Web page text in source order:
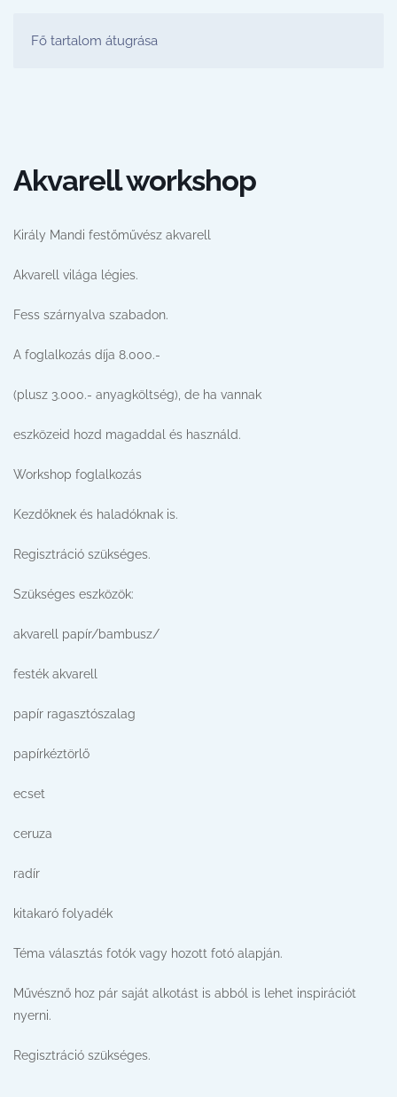
Fő tartalom átugrása
FESTŐ PARTY STÚDIÓ
Akvarell workshop
Király Mandi festőművész akvarell
Akvarell világa légies.
Fess szárnyalva szabadon.
A foglalkozás díja 8.000.-
(plusz 3.000.- anyagköltség), de ha vannak
eszközeid hozd magaddal és használd.
Workshop foglalkozás
Kezdőknek és haladóknak is.
Regisztráció szükséges.
Szükséges eszközök:
akvarell papír/bambusz/
festék akvarell
papír ragasztószalag
papírkéztörlő
ecset
ceruza
radír
kitakaró folyadék
Téma választás fotók vagy hozott fotó alapján.
Művésznő hoz pár saját alkotást is abból is lehet inspirációt
nyerni.
Regisztráció szükséges.